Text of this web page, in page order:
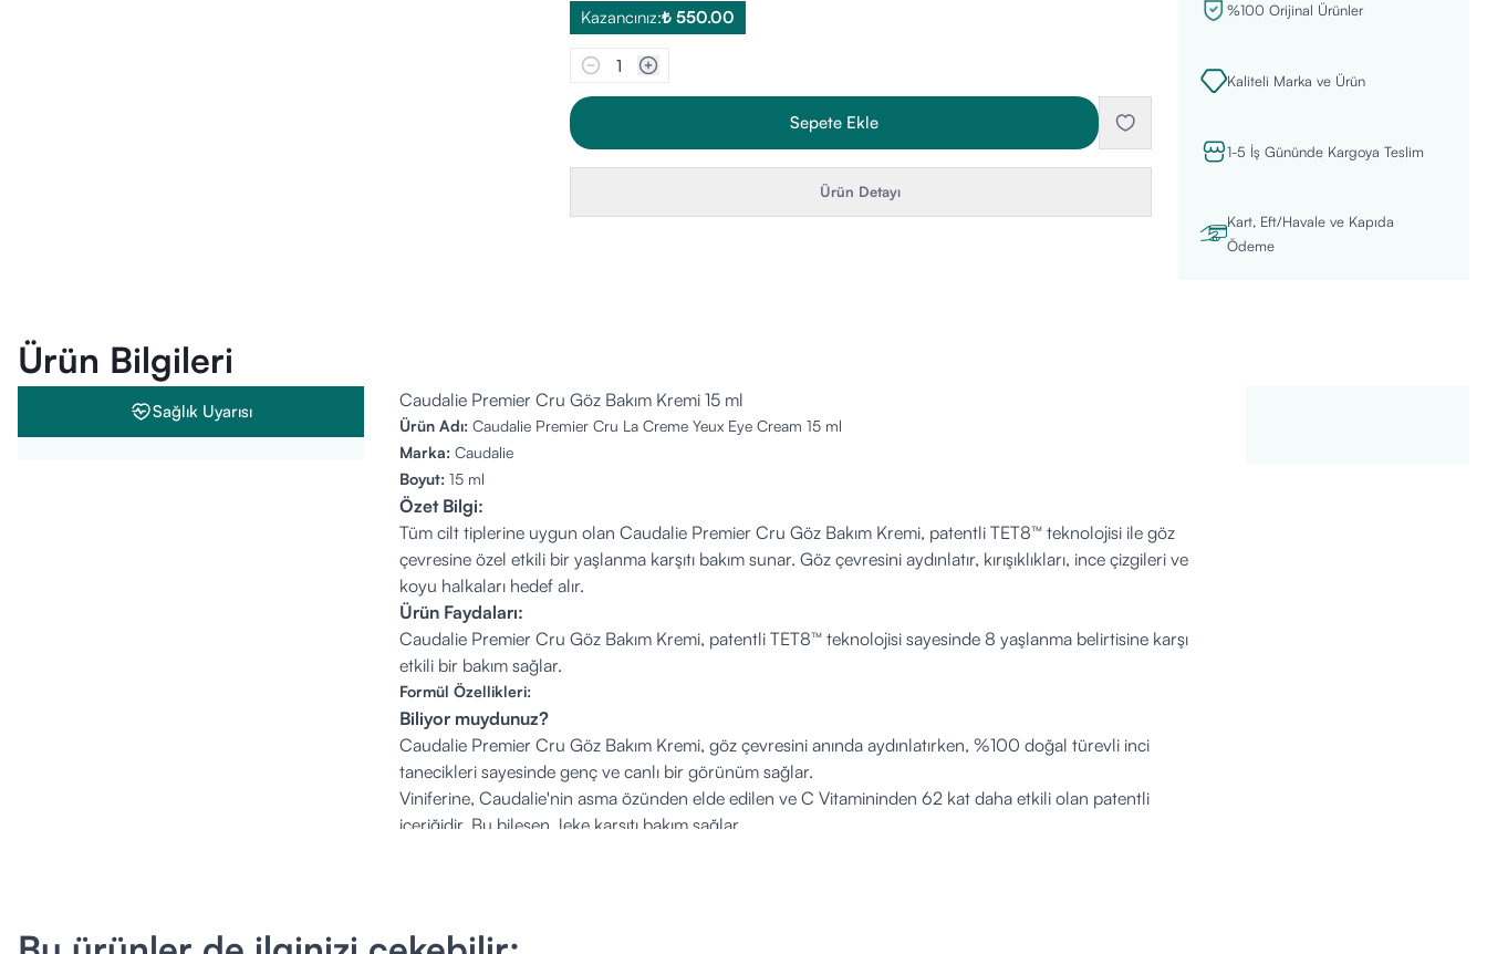
Kazancınız:₺ 550.00
1
Sepete Ekle
Ürün Detayı
%100 Orijinal Ürünler
Kaliteli Marka ve Ürün
1-5 İş Gününde Kargoya Teslim
Kart, Eft/Havale ve Kapıda
Ödeme
Ürün Bilgileri
Sağlık Uyarısı
Caudalie Premier Cru Göz Bakım Kremi 15 ml
Ürün Adı: Caudalie Premier Cru La Creme Yeux Eye Cream 15 ml
Marka: Caudalie
Boyut: 15 ml
Özet Bilgi:
Tüm cilt tiplerine uygun olan Caudalie Premier Cru Göz Bakım Kremi, patentli TET8™ teknolojisi ile göz
çevresine özel etkili bir yaşlanma karşıtı bakım sunar. Göz çevresini aydınlatır, kırışıklıkları, ince çizgileri ve
koyu halkaları hedef alır.
Ürün Faydaları:
Caudalie Premier Cru Göz Bakım Kremi, patentli TET8™ teknolojisi sayesinde 8 yaşlanma belirtisine karşı
etkili bir bakım sağlar.
Formül Özellikleri:
Biliyor muydunuz?
Caudalie Premier Cru Göz Bakım Kremi, göz çevresini anında aydınlatırken, %100 doğal türevli inci
tanecikleri sayesinde genç ve canlı bir görünüm sağlar.
Viniferine, Caudalie'nin asma özünden elde edilen ve C Vitamininden 62 kat daha etkili olan patentli
içeriğidir. Bu bileşen, leke karşıtı bakım sağlar.
Aqua/Water/Eau, Mica, Coco-Caprylate/Caprate, Ethylhexyl Stearate, Glycerin, Butylene Glycol, Bís-